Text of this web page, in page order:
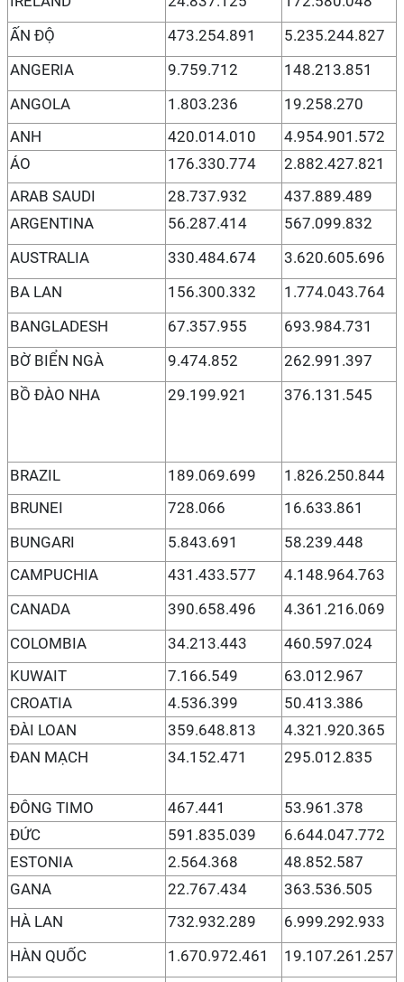
ẤN ĐỘ
473.254.891
5.235.244.827
ANGERIA
9.759.712
148.213.851
ANGOLA
1.803.236
19.258.270
ANH
420.014.010
4.954.901.572
ÁO
176.330.774
2.882.427.821
ARAB SAUDI
28.737.932
437.889.489
ARGENTINA
56.287.414
567.099.832
AUSTRALIA
330.484.674
3.620.605.696
BA LAN
156.300.332
1.774.043.764
BANGLADESH
67.357.955
693.984.731
BỜ BIỂN NGÀ
9.474.852
262.991.397
BỒ ĐÀO NHA
29.199.921 376.131.545
BRAZIL 189.069.699
1.826.250.844
BRUNEI
728.066
16.633.861
BUNGARI
5.843.691
58.239.448
CAMPUCHIA
431.433.577
4.148.964.763
CANADA
390.658.496
4.361.216.069
COLOMBIA
34.213.443
460.597.024
KUWAIT
7.166.549
63.012.967
CROATIA
4.536.399
50.413.386
ĐÀI LOAN
359.648.813
4.321.920.365
ĐAN MẠCH
34.152.471 295.012.835
ĐÔNG TIMO 467.441
53.961.378
ĐỨC
591.835.039
6.644.047.772
ESTONIA
2.564.368
48.852.587
GANA
22.767.434
363.536.505
HÀ LAN
732.932.289
6.999.292.933
HÀN QUỐC
1.670.972.461
19.107.261.257